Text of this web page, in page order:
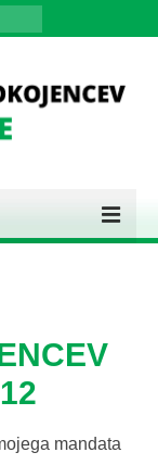
mandata